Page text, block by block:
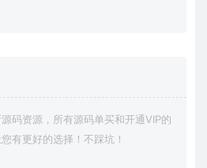
码资源，所有源码单买和开通VIP的
有更好的选择！不踩坑！